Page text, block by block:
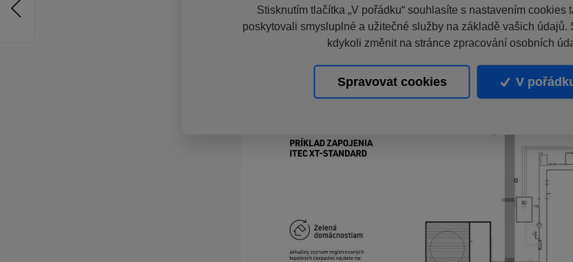
Stisknutím tlačítka „V pořádku“ souhlasíte s nastavením cookies
poskytovali smysluplné a užitečné služby na základě vašich údajů.
kdykoli změnit na stránce zpracování osobních
Spravovat cookies V